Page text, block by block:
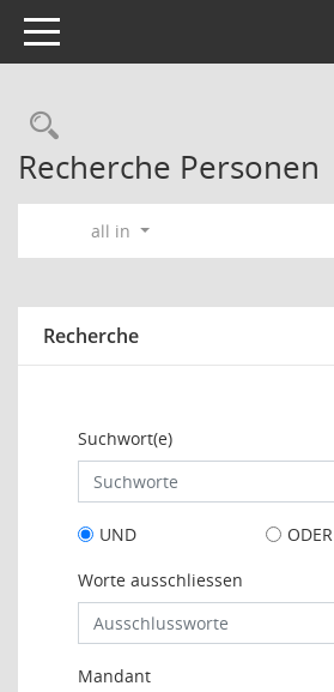
Toggle navigation
Rechercheauswahl
Recherche Personen
all in
Recherche
Suchwort(e)
UND
ODER
Worte ausschliessen
Mandant